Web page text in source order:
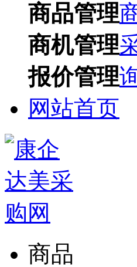
商品管理
商机管理
报价管理
网站首页
商品